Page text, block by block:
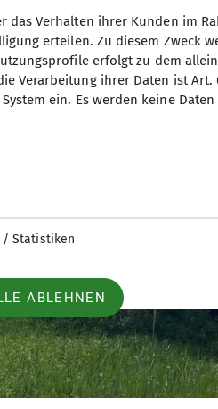
Verhalten ihrer Kunden im
erteilen. Zu diesem Zweck
erfolgt zu dem
Verarbeitung ihrer Daten ist Art.
ein. Es werden keine
/ Statistiken
ABLEHNEN